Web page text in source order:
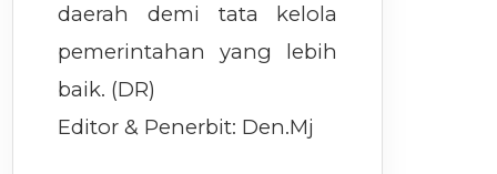
daerah demi tata kelola
pemerintahan yang lebih
baik. (DR)
Editor & Penerbit: Den.Mj